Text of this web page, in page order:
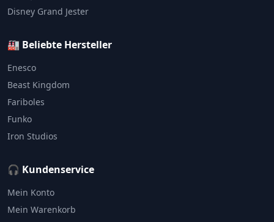
Disney Grand Jester
🏭 Beliebte Hersteller
Enesco
Beast Kingdom
Fariboles
Funko
Iron Studios
🎧 Kundenservice
Mein Konto
Mein Warenkorb